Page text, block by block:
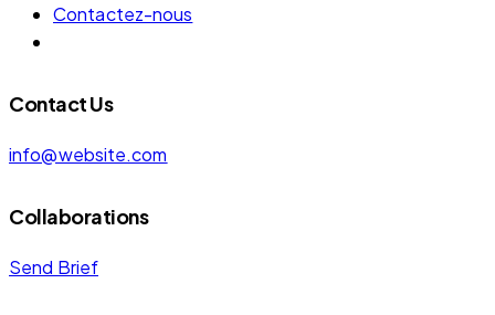
Contactez-nous
Contact Us
info@website.com
Collaborations
Send Brief